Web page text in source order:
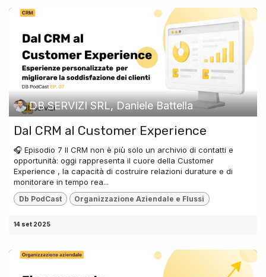
DB SERVIZI SRL, Daniele Battella
Dal CRM al Customer Experience
🎧 Episodio 7 Il CRM non è più solo un archivio di contatti e
opportunità: oggi rappresenta il cuore della Customer
Experience , la capacità di costruire relazioni durature e di
monitorare in tempo rea...
Db PodCast Organizzazione Aziendale e Flussi
14 set 2025